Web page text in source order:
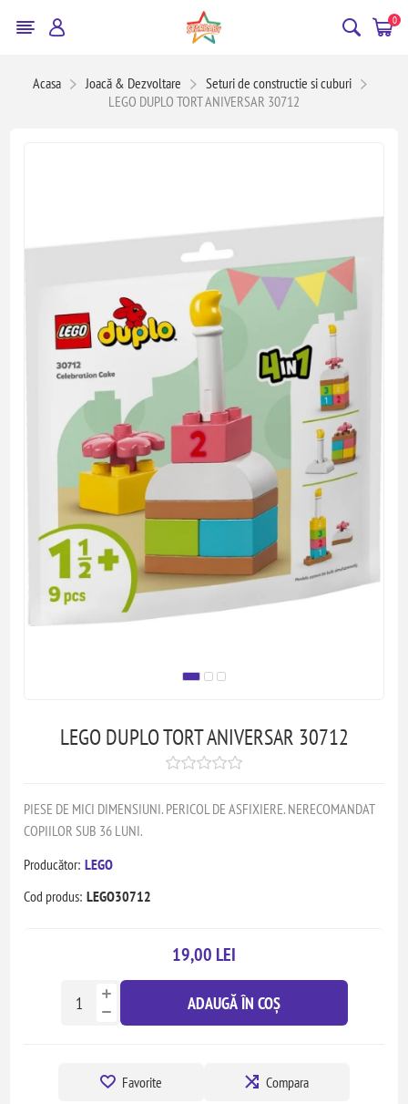
0
Acasa Joacă & Dezvoltare
Seturi de constructie si cuburi
LEGO DUPLO TORT ANIVERSAR 30712
LEGO DUPLO TORT ANIVERSAR 30712
PIESE DE MICI DIMENSIUNI. PERICOL DE ASFIXIERE. NERECOMANDAT
COPIILOR SUB 36 LUNI.
Producător: LEGO
Cod produs: LEGO30712
19,00 LEI
ADAUGĂ ÎN COȘ
Favorite Compara